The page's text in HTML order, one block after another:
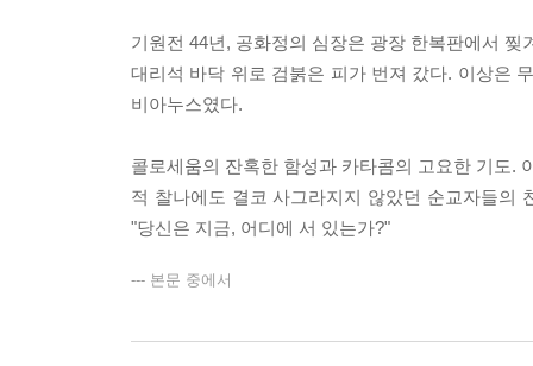
기원전 44년, 공화정의 심장은 광장 한복판에서
대리석 바닥 위로 검붉은 피가 번져 갔다. 이상은
비아누스였다.
콜로세움의 잔혹한 함성과 카타콤의 고요한 기도.
적 찰나에도 결코 사그라지지 않았던 순교자들의
"당신은 지금, 어디에 서 있는가?"
--- 본문 중에서